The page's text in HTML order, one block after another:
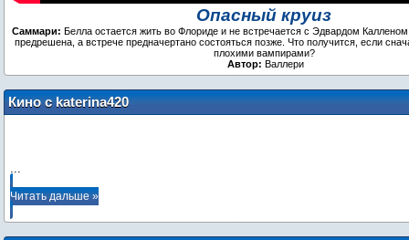
Опасный круиз
Саммари: Белла остается жить во Флориде и не встречается с Эдвардом
предрешена, а встрече предначертано состояться позже. Что получится, если
плохими вампирами?
Автор: Валлери
Кино с katerina420
...
Читать дальше »